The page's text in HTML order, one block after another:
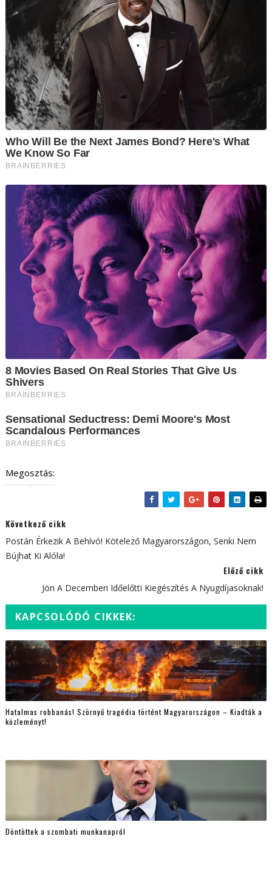
Megosztás:
Következő cikk
Postán Érkezik A Behívó! Kötelező Magyarországon, Senki Nem
Bújhat Ki Alóla!
Előző cikk
Jön A Decemberi Időelőtti Kiegészítés A Nyugdíjasoknak!
KAPCSOLÓDÓ CIKKEK:
Hatalmas robbanás! Szörnyű tragédia történt Magyarországon – Kiadták a
közleményt!
Döntöttek a szombati munkanapról